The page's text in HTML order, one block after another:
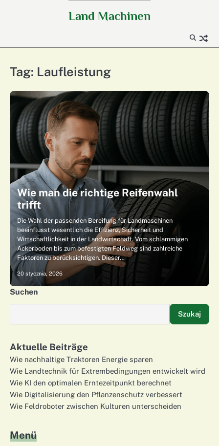
Land Machinen
Tag: Laufleistung
Wie man die richtige Reifenwahl
trifft
Die Wahl der passenden Bereifung für Landmaschinen
beeinflusst wesentlich die Effizienz, Sicherheit und
Wirtschaftlichkeit in der Landwirtschaft. Vom schlammigen
Ackerboden bis zum befestigten Feldweg sind zahlreiche
Faktoren zu berücksichtigen. Dieser…
20 stycznia, 2026
Suchen
Szukaj
Aktuelle Beiträge
Wie nachhaltige Traktoren Energie sparen
Wie Landtechnik für Extrembedingungen entwickelt wird
Wie KI den optimalen Erntezeitpunkt berechnet
Wie Digitalisierung den Pflanzenschutz verbessert
Wie Feldroboter zwischen Kulturen unterscheiden
Menü